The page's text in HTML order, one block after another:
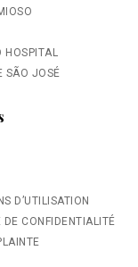
HOSPITAL
SÃO JOSÉ
D’UTILISATION
DE CONFIDENTIALITÉ